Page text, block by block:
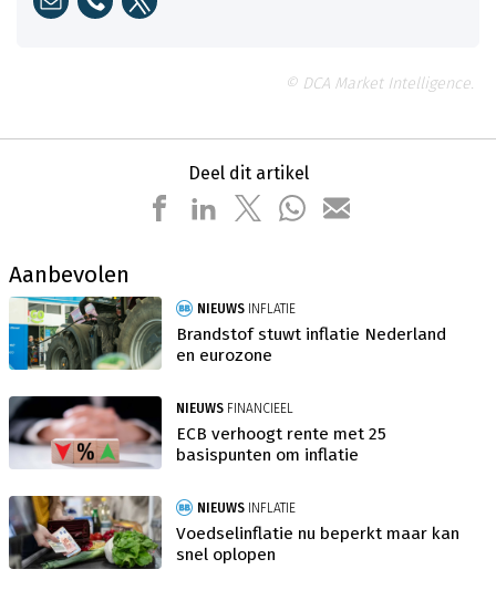
© DCA Market Intelligence.
Deel dit artikel
Aanbevolen
NIEUWS INFLATIE
Brandstof stuwt inflatie Nederland
en eurozone
NIEUWS FINANCIEEL
ECB verhoogt rente met 25
basispunten om inflatie
NIEUWS INFLATIE
Voedselinflatie nu beperkt maar kan
snel oplopen